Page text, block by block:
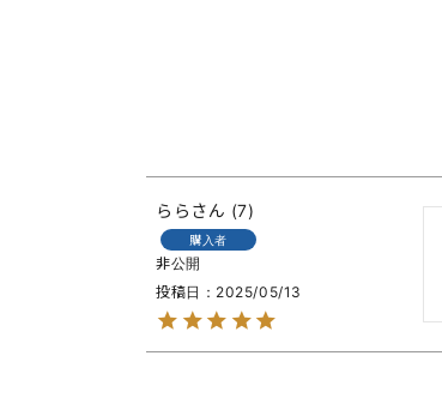
らら 7
購入者
非公開
投稿日
2025/05/13